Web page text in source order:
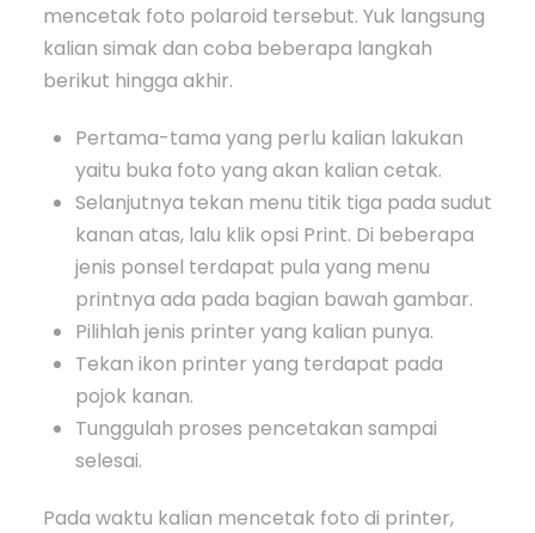
mencetak foto polaroid tersebut. Yuk langsung
kalian simak dan coba beberapa langkah
berikut hingga akhir.
Pertama-tama yang perlu kalian lakukan
yaitu buka foto yang akan kalian cetak.
Selanjutnya tekan menu titik tiga pada sudut
kanan atas, lalu klik opsi Print. Di beberapa
jenis ponsel terdapat pula yang menu
printnya ada pada bagian bawah gambar.
Pilihlah jenis printer yang kalian punya.
Tekan ikon printer yang terdapat pada
pojok kanan.
Tunggulah proses pencetakan sampai
selesai.
Pada waktu kalian mencetak foto di printer,